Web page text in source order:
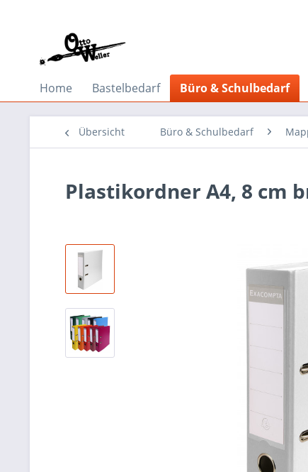
Home Bastelbedarf Büro & Schulbedarf
Übersicht Büro & Schulbedarf
Plastikordner A4, 8 cm